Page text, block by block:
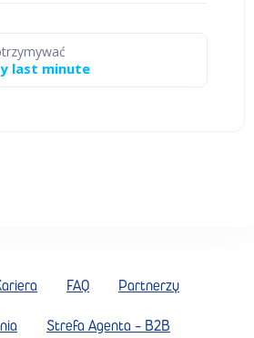
last minute
FAQ Partnerzy
Strefa Agenta - B2B